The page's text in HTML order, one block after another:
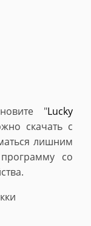
"Lucky
скачать с
лишним
со